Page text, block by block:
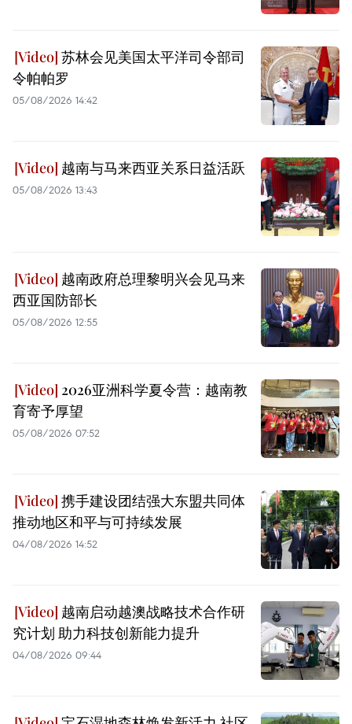
苏林会见美国太平洋司令部司
令帕帕罗
05/08/2026 14:42
越南与马来西亚关系日益活跃
05/08/2026 13:43
越南政府总理黎明兴会见马来
西亚国防部长
05/08/2026 12:55
2026亚洲科学夏令营：越南教
育寄予厚望
05/08/2026 07:52
携手建设团结强大东盟共同体
推动地区和平与可持续发展
04/08/2026 14:52
越南启动越澳战略技术合作研
究计划 助力科技创新能力提升
04/08/2026 09:44